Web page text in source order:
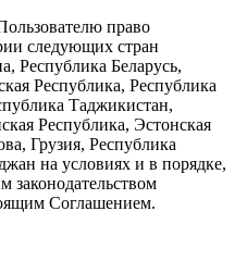
право
следующих стран
Республика Беларусь,
Республика, Республика
Таджикистан,
Республика, Эстонская
Грузия, Республика
на условиях и в порядке,
законодательством
Соглашением.